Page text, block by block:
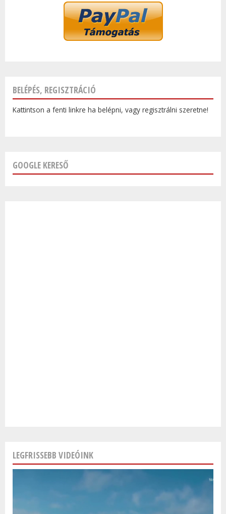
BELÉPÉS, REGISZTRÁCIÓ
Kattintson a fenti linkre ha belépni, vagy regisztrálni szeretne!
GOOGLE KERESŐ
LEGFRISSEBB VIDEÓINK